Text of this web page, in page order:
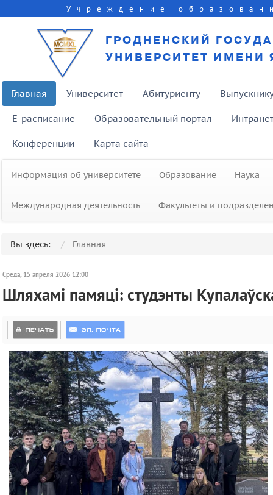
Учреждение
ГРОДНЕНСКИЙ
УНИВЕРСИТЕТ ИМЕНИ
Главная Университет Абитуриенту
E-расписание Образовательный портал
Конференции Карта сайта
Информация об университете Образование Наука
Международная деятельность Факультеты и
Вы здесь: Главная
Среда, 15 апреля 2026 12:00
Шляхамі памяці: студэнты